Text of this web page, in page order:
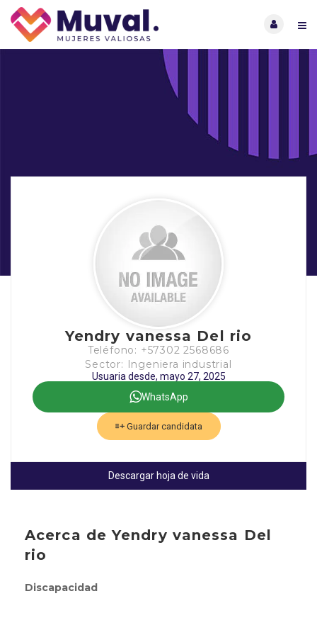
Yendry vanessa Del rio
Teléfono: +57302 2568686
Sector: Ingeniera industrial
Usuaria desde, mayo 27, 2025
WhatsApp
Guardar candidata
Descargar hoja de vida
Acerca de Yendry vanessa Del
rio
Discapacidad